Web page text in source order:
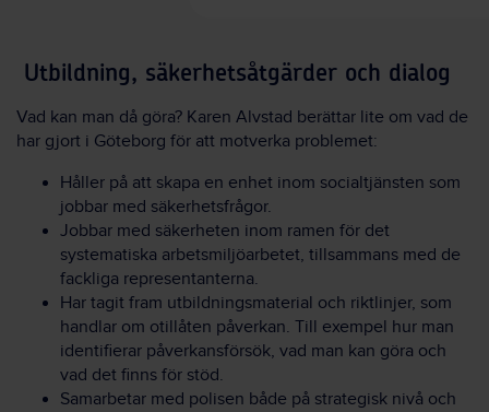
Utbildning, säkerhetsåtgärder och dialog
Vad kan man då göra? Karen Alvstad berättar lite om vad de
har gjort i Göteborg för att motverka problemet:
Håller på att skapa en enhet inom socialtjänsten som
jobbar med säkerhetsfrågor.
Jobbar med säkerheten inom ramen för det
systematiska arbetsmiljöarbetet, tillsammans med de
fackliga representanterna.
Har tagit fram utbildningsmaterial och riktlinjer, som
handlar om otillåten påverkan. Till exempel hur man
identifierar påverkansförsök, vad man kan göra och
vad det finns för stöd.
Samarbetar med polisen både på strategisk nivå och